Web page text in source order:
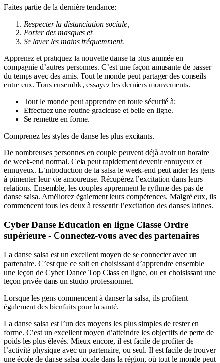
Faites partie de la dernière tendance:
Respecter la distanciation sociale,
Porter des masques et
Se laver les mains fréquemment.
Apprenez et pratiquez la nouvelle danse la plus animée en
compagnie d’autres personnes. C’est une façon amusante de passer
du temps avec des amis. Tout le monde peut partager des conseils
entre eux. Tous ensemble, essayez les derniers mouvements.
Tout le monde peut apprendre en toute sécurité à:
Effectuez une routine gracieuse et belle en ligne.
Se remettre en forme.
Comprenez les styles de danse les plus excitants.
De nombreuses personnes en couple peuvent déjà avoir un horaire
de week-end normal. Cela peut rapidement devenir ennuyeux et
ennuyeux. L’introduction de la salsa le week-end peut aider les gens
à pimenter leur vie amoureuse. Récupérez l’excitation dans leurs
relations. Ensemble, les couples apprennent le rythme des pas de
danse salsa. Améliorez également leurs compétences. Malgré eux, ils
commencent tous les deux à ressentir l’excitation des danses latines.
Cyber Danse Education en ligne Classe Ordre
supérieure - Connectez-vous avec des partenaires
La danse salsa est un excellent moyen de se connecter avec un
partenaire. C’est que ce soit en choisissant d’apprendre ensemble
une leçon de Cyber ​​Dance Top Class en ligne, ou en choisissant une
leçon privée dans un studio professionnel.
Lorsque les gens commencent à danser la salsa, ils profitent
également des bienfaits pour la santé.
La danse salsa est l’un des moyens les plus simples de rester en
forme. C’est un excellent moyen d’atteindre les objectifs de perte de
poids les plus élevés. Mieux encore, il est facile de profiter de
l’activité physique avec un partenaire, ou seul. Il est facile de trouver
une école de danse salsa locale dans la région, où tout le monde peut